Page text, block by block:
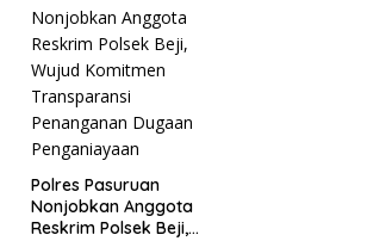
Polres Pasuruan
Nonjobkan Anggota
Reskrim Polsek Beji,